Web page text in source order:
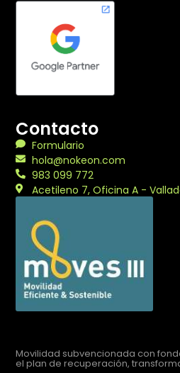
Contacto
Formulario
hola@nokeon.com
983 099 772
Acetileno 7, Oficina A -
Movilidad subvencionada con
el plan de recuperación,